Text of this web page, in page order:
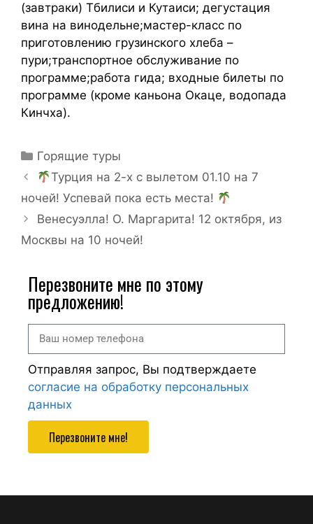
(завтраки) Тбилиси и Кутаиси; дегустация
вина на винодельне;мастер-класс по
приготовлению грузинского хлеба –
пури;транспортное обслуживание по
программе;работа гида; входные билеты по
программе (кроме каньона Окаце, водопада
Кинчха).
Горящие туры
Турция на 2-х с вылетом 01.10 на 7
ночей! Успевай пока есть места!
Венесуэлла! О. Маргарита! 12 октября, из
Москвы на 10 ночей!
Перезвоните мне по этому
предложению!
Отправляя запрос, Вы подтверждаете
согласие на обработку персональных
данных
Перезвоните мне!